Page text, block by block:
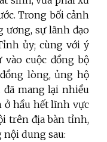
Trong bối cảnh
ương, sự lãnh đạo
ủy; cùng với ý
vào cuộc đồng bộ
lòng, ủng hộ
đã mang lại nhiều
ở hầu hết lĩnh vực
trên địa bàn tỉnh,
nội dung sau: